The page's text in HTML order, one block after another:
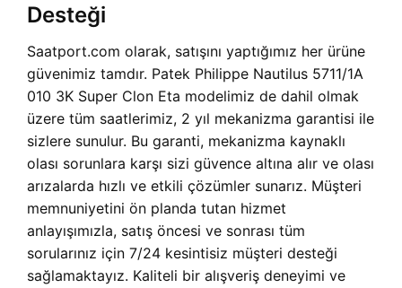
Desteği
Saatport.com olarak, satışını yaptığımız her ürüne
güvenimiz tamdır. Patek Philippe Nautilus 5711/1A
010 3K Super Clon Eta modelimiz de dahil olmak
üzere tüm saatlerimiz, 2 yıl mekanizma garantisi ile
sizlere sunulur. Bu garanti, mekanizma kaynaklı
olası sorunlara karşı sizi güvence altına alır ve olası
arızalarda hızlı ve etkili çözümler sunarız. Müşteri
memnuniyetini ön planda tutan hizmet
anlayışımızla, satış öncesi ve sonrası tüm
sorularınız için 7/24 kesintisiz müşteri desteği
sağlamaktayız. Kaliteli bir alışveriş deneyimi ve